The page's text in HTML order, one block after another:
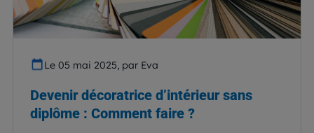
Le 05 mai 2025, par Eva
Devenir décoratrice d’intérieur sans
diplôme : Comment faire ?